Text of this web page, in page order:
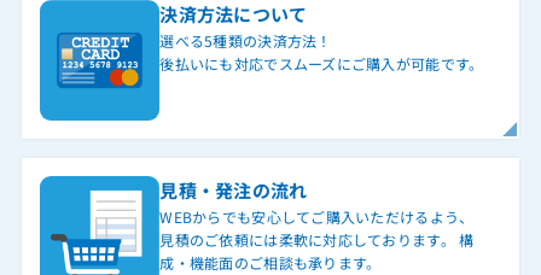
決済方法について
選べる5種類の決済方法！
後払いにも対応でスムーズにご購入が可能です。
見積・発注の流れ
WEBからでも安心してご購入いただけるよう、
見積のご依頼には柔軟に対応しております。 構
成・機能面のご相談も承ります。